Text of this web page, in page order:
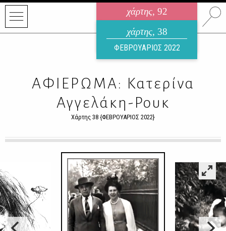
χάρτης, 92
ηλεκτρονικό περιοδικό
ΑΥΓΟΥΣΤΟΣ 2026
χάρτης, 38
ΦΕΒΡΟΥΑΡΙΟΣ 2022
ΑΦΙΕΡΩΜΑ: Κατερίνα
Αγγελάκη-Ρουκ
Χάρτης 38 {ΦΕΒΡΟΥΑΡΙΟΣ 2022}